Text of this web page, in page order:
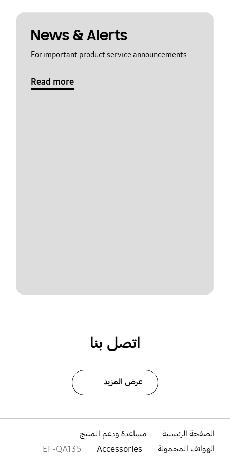
News & Alerts
For important product service announcements
Read more
اتصل بنا
عرض المزيد
الصفحة الرئيسية
مساعدة ودعم المنتج
الهواتف المحمولة
Accessories
EF-QA135